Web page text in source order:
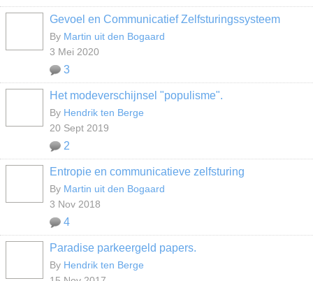
Gevoel en Communicatief Zelfsturingssysteem
By Martin uit den Bogaard
3 Mei 2020
3
Het modeverschijnsel "populisme".
By Hendrik ten Berge
20 Sept 2019
2
Entropie en communicatieve zelfsturing
By Martin uit den Bogaard
3 Nov 2018
4
Paradise parkeergeld papers.
By Hendrik ten Berge